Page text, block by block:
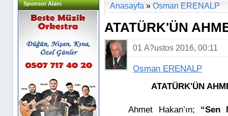
Sponsor Alanı Anasayfa » Osman ERENALP
ATATÜRK'ÜN
01 A?ustos 2016, 00:11
Osman ERENALP
ATATÜRK'ÜN
Ahmet Hakan’ın; “Sen